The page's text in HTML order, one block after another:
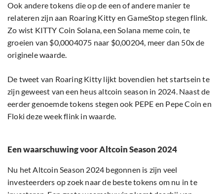
Ook andere tokens die op de een of andere manier te
relateren zijn aan Roaring Kitty en GameStop stegen flink.
Zo wist KITTY Coin Solana, een Solana meme coin, te
groeien van $0,0004075 naar $0,00204, meer dan 50x de
originele waarde.
De tweet van Roaring Kitty lijkt bovendien het startsein te
zijn geweest van een heus altcoin season in 2024. Naast de
eerder genoemde tokens stegen ook PEPE en Pepe Coin en
Floki deze week flink in waarde.
Een waarschuwing voor Altcoin Season 2024
Nu het Altcoin Season 2024 begonnen is zijn veel
investeerders op zoek naar de beste tokens om nu in te